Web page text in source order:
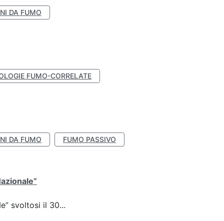
DA FUMO
FUMO-CORRELATE
DA FUMO
FUMO PASSIVO
svoltosi il 30...